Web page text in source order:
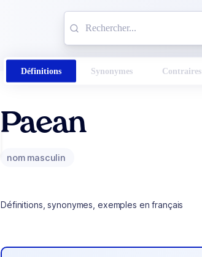
Définitions Synonymes Contraires
Paean
nom masculin
Définitions, synonymes, exemples en français